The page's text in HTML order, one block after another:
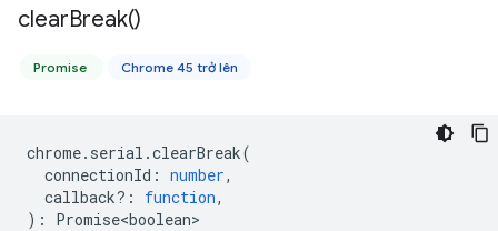
clearBreak()
Promise Chrome 45 trở lên
chrome. serial .clearBreak(
connectionId : number,
callback? : function,
) : Promise<boolean>